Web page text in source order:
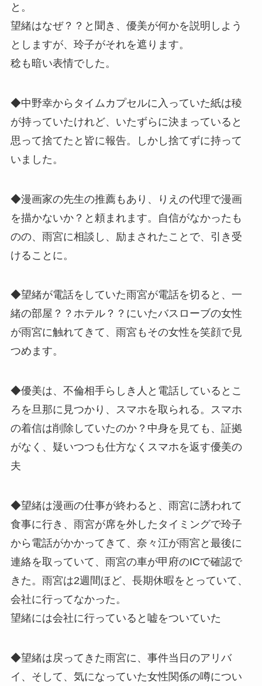
と。
望緒はなぜ？？と聞き、優美が何かを説明しよう
としますが、玲子がそれを遮ります。
稔も暗い表情でした。
◆中野幸からタイムカプセルに入っていた紙は稜
が持っていたけれど、いたずらに決まっていると
思って捨てたと皆に報告。しかし捨てずに持って
いました。
◆漫画家の先生の推薦もあり、りえの代理で漫画
を描かないか？と頼まれます。自信がなかったも
のの、雨宮に相談し、励まされたことで、引き受
けることに。
◆望緒が電話をしていた雨宮が電話を切ると、一
緒の部屋？？ホテル？？にいたバスローブの女性
が雨宮に触れてきて、雨宮もその女性を笑顔で見
つめます。
◆優美は、不倫相手らしき人と電話しているとこ
ろを旦那に見つかり、スマホを取られる。スマホ
の着信は削除していたのか？中身を見ても、証拠
がなく、疑いつつも仕方なくスマホを返す優美の
夫
◆望緒は漫画の仕事が終わると、雨宮に誘われて
食事に行き、雨宮が席を外したタイミングで玲子
から電話がかかってきて、奈々江が雨宮と最後に
連絡を取っていて、雨宮の車が甲府のICで確認で
きた。雨宮は2週間ほど、長期休暇をとっていて、
会社に行ってなかった。
望緒には会社に行っていると嘘をついていた
◆望緒は戻ってきた雨宮に、事件当日のアリバ
イ、そして、気になっていた女性関係の噂につい